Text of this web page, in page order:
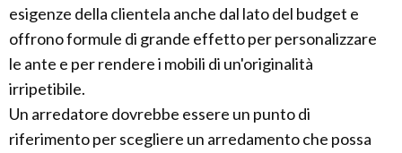
esigenze della clientela anche dal lato del budget e
offrono formule di grande effetto per personalizzare
le ante e per rendere i mobili di un'originalità
irripetibile.
Un arredatore dovrebbe essere un punto di
riferimento per scegliere un arredamento che possa